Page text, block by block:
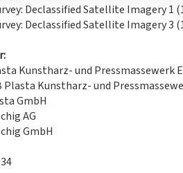
Declassified Satellite Imagery 1
Declassified Satellite Imagery 3
Kunstharz- und Pressmassewerk
Plasta Kunstharz- und
GmbH
AG
GmbH